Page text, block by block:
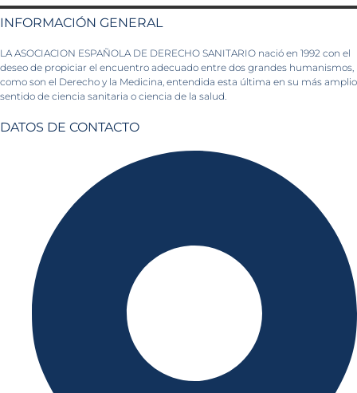
INFORMACIÓN GENERAL
LA ASOCIACION ESPAÑOLA DE DERECHO SANITARIO nació en 1992 con el
deseo de propiciar el encuentro adecuado entre dos grandes humanismos,
como son el Derecho y la Medicina, entendida esta última en su más amplio
sentido de ciencia sanitaria o ciencia de la salud.
DATOS DE CONTACTO